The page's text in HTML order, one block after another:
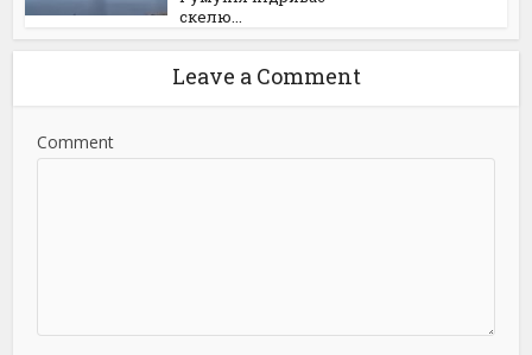
скелю...
Leave a Comment
Comment